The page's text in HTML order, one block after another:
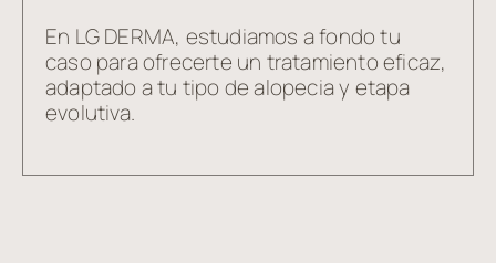
En LG DERMA, estudiamos a fondo tu
caso para ofrecerte un tratamiento eficaz,
adaptado a tu tipo de alopecia y etapa
evolutiva.